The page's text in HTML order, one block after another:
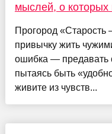
мыслей, о которых
Прогород «Старость
привычку жить
ошибка — предавать
пытаясь быть
живите из чувств...